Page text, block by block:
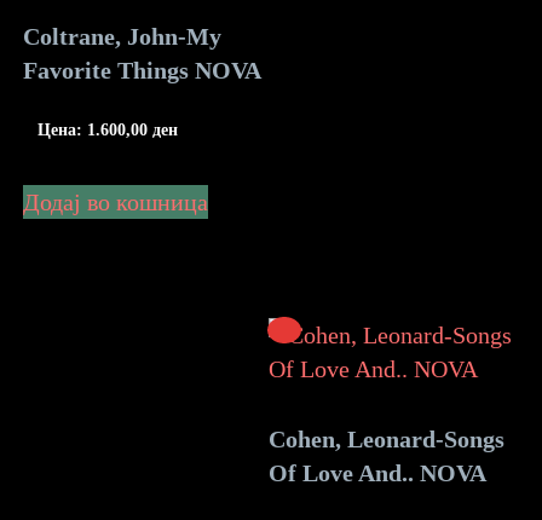
Coltrane, John-My
Favorite Things NOVA
Цена: 1.600,00 ден
Додај во кошница
Cohen, Leonard-Songs
Of Love And.. NOVA